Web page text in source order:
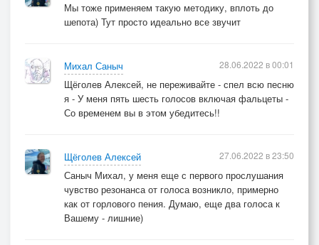
Мы тоже применяем такую методику, вплоть до
шепота) Тут просто идеально все звучит
Михал Саныч
Щёголев Алексей, не переживайте - спел всю песню
я - У меня пять шесть голосов включая фальцеты -
Со временем вы в этом убедитесь!!
28.06.2022 в 00:01
Щёголев Алексей
Саныч Михал, у меня еще с первого прослушания
чувство резонанса от голоса возникло, примерно
как от горлового пения. Думаю, еще два голоса к
Вашему - лишние)
27.06.2022 в 23:50